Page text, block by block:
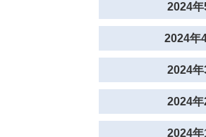
2024年
2024年
2024年
2024年
2024年